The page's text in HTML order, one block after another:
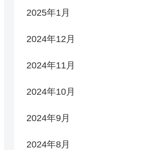
2025年1月
2024年12月
2024年11月
2024年10月
2024年9月
2024年8月